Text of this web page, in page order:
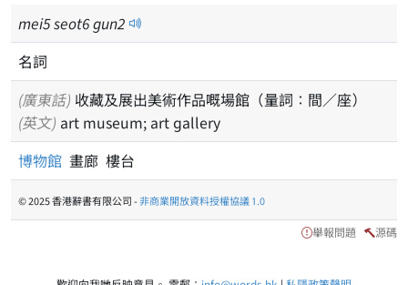
mei5seot6gun2
名詞
(廣東話) 收藏及展出美術作品嘅場館（量詞：間／座）
(英文) art museum; art gallery
博物館 畫廊 樓台
© 2025 香港辭書有限公司 -非商業開放資料授權協議 1.0
舉報問題 源碼